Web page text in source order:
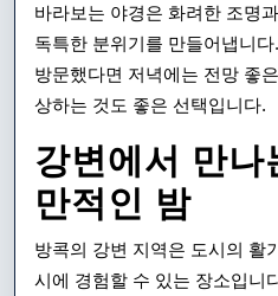
바라보는 야경은 화려한 조명
독특한 분위기를 만들어냅니
방문했다면 저녁에는 전망 좋
상하는 것도 좋은 선택입니다.
강변에서 만
만적인 밤
방콕의 강변 지역은 도시의 활
시에 경험할 수 있는 장소입니